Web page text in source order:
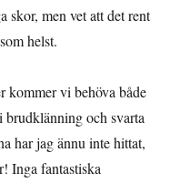
skor, men vet att det rent
helst.
kommer vi behöva både
brudklänning och svarta
har jag ännu inte hittat,
Inga fantastiska